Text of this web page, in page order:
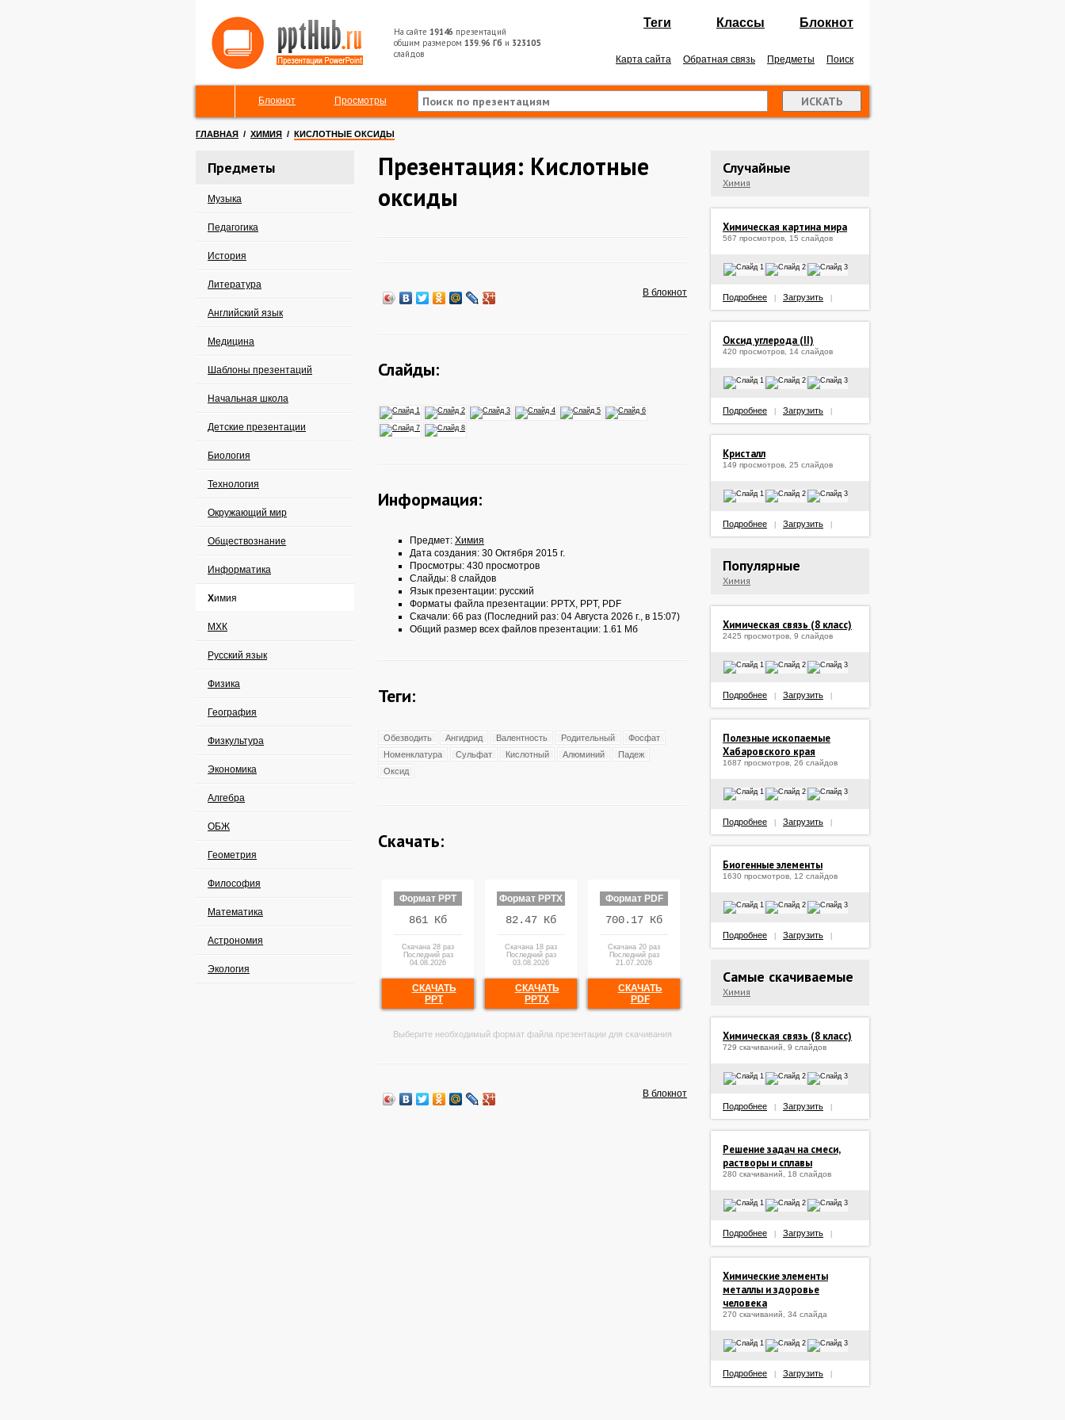
На сайте 19146 презентаций
общим размером 139.96 Гб и 323105
слайдов
Теги Классы Блокнот
Карта сайта Обратная связь Предметы Поиск
Блокнот Просмотры
ГЛАВНАЯ / ХИМИЯ / КИСЛОТНЫЕ ОКСИДЫ
Предметы
Музыка
Педагогика
История
Литература
Английский язык
Медицина
Шаблоны презентаций
Начальная школа
Детские презентации
Биология
Технология
Окружающий мир
Обществознание
Информатика
Химия
МХК
Русский язык
Физика
География
Физкультура
Экономика
Алгебра
ОБЖ
Геометрия
Философия
Математика
Астрономия
Экология
Презентация: Кислотные
оксиды
В блокнот
Слайды:
Информация:
Предмет: Химия
Дата создания: 30 Октября 2015 г.
Просмотры: 430 просмотров
Слайды: 8 слайдов
Язык презентации: русский
Форматы файла презентации: PPTX, PPT, PDF
Скачали: 66 раз (Последний раз: 04 Августа 2026 г., в 15:07)
Общий размер всех файлов презентации: 1.61 Мб
Теги:
Обезводить Ангидрид Валентность Родительный
Фосфат
Номенклатура
Сульфат Кислотный Алюминий
Падеж
Оксид
Скачать:
Формат PPT
861 Кб
Скачана 28 раз
Последний раз
04.08.2026
СКАЧАТЬ
PPT
Формат PPTX
82.47 Кб
Скачана 18 раз
Последний раз
03.08.2026
СКАЧАТЬ
PPTX
Формат PDF
700.17 Кб
Скачана 20 раз
Последний раз
21.07.2026
СКАЧАТЬ
PDF
Выберите необходимый формат файла презентации для скачивания
В блокнот
Случайные
Химия
Химическая картина мира
567 просмотров, 15 слайдов
Подробнее Загрузить
Оксид углерода (II)
420 просмотров, 14 слайдов
Подробнее Загрузить
Кристалл
149 просмотров, 25 слайдов
Подробнее Загрузить
Популярные
Химия
Химическая связь (8 класс)
2425 просмотров, 9 слайдов
Подробнее Загрузить
Полезные ископаемые
Хабаровского края
1687 просмотров, 26 слайдов
Подробнее Загрузить
Биогенные элементы
1630 просмотров, 12 слайдов
Подробнее Загрузить
Самые скачиваемые
Химия
Химическая связь (8 класс)
729 скачиваний, 9 слайдов
Подробнее Загрузить
Решение задач на смеси,
растворы и сплавы
280 скачиваний, 18 слайдов
Подробнее Загрузить
Химические элементы
металлы и здоровье
человека
270 скачиваний, 34 слайда
Подробнее Загрузить